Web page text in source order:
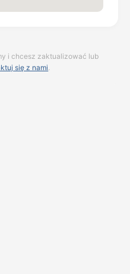
i chcesz zaktualizować lub
się z nami.